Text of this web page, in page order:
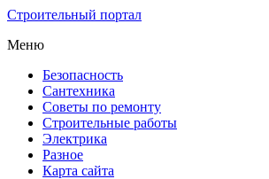
Строительный портал
Меню
Безопасность
Сантехника
Советы по ремонту
Строительные работы
Электрика
Разное
Карта сайта